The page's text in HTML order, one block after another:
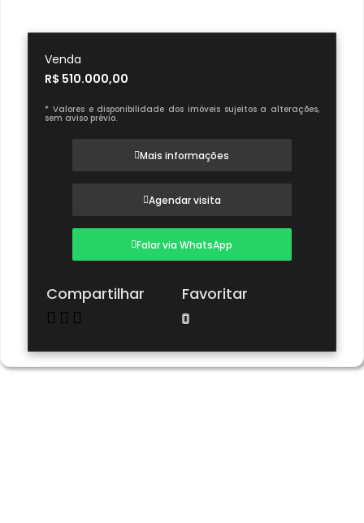
Venda
R$ 510.000,00
* Valores e disponibilidade dos imóveis sujeitos a alterações,
sem aviso prévio.
Mais informações
Agendar visita
Falar via WhatsApp
Compartilhar Favoritar